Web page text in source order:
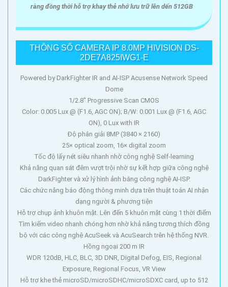
ràng đồng thời hỗ trợ khay thẻ nhớ lưu trữ lên dến 512GB
THÔNG SỐ CAMERA IP 8.0MP HIVISION DS-
2DE7A825IWG1-E
Powered by DarkFighter IR and AI-ISP Acusense Network Speed
Dome
1/2.8" Progressive Scan CMOS
Color: 0.005 Lux @ (F1.6, AGC ON); B/W: 0.001 Lux @ (F1.6, AGC
ON), 0 Lux with IR
Độ phân giải 8MP (3840 × 2160)
25× optical zoom, 16× digital zoom
Tốc độ lấy nét siêu nhanh nhờ công nghệ Self-learning
Khả năng quan sát đêm vượt trội nhờ sự kết hợp giữa công nghệ
DarkFighter và xử lý hình ảnh bằng công nghệ AI-ISP.
Các chức năng báo động thông minh dựa trên thuật toán AI nhận
dạng người & phương tiện
Hỗ trợ chụp ảnh khuôn mặt. Lên đến 5 khuôn mặt cùng 1 thời điểm
Tìm kiếm video nhanh chóng hơn nhờ khả năng tương thích đồng
bộ với các công nghệ AcuSeek và AcuSearch trên hệ thống NVR.
Hồng ngoại 200 m IR
WDR 120dB, HLC, BLC, 3D DNR, Digital Defog, EIS, Regional
Exposure, Regional Focus, VR View
Hỗ trợ khe thẻ microSD/microSDHC/microSDXC card, up to 512